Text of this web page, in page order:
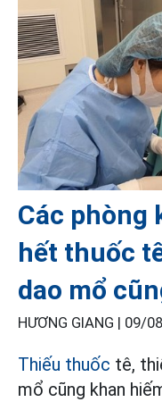
Các phòng
hết thuốc
dao mổ
HƯƠNG GIANG | 09/
Thiếu thuốc tê,
mổ cũng khan